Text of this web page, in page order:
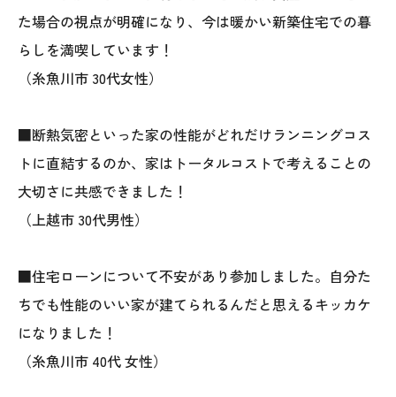
025-530-6711 (上越店)
た場合の視点が明確になり、今は暖かい新築住宅での暮
らしを満喫しています！
（糸魚川市 30代女性）
■断熱気密といった家の性能がどれだけランニングコス
トに直結するのか、家はトータルコストで考えることの
大切さに共感できました！
（上越市 30代男性）
■住宅ローンについて不安があり参加しました。自分た
ちでも性能のいい家が建てられるんだと思えるキッカケ
になりました！
（糸魚川市 40代 女性）